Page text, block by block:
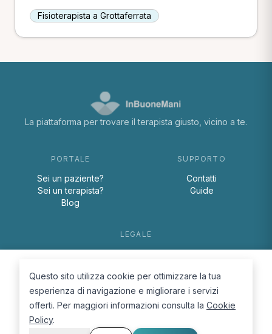
Fisioterapista a Grottaferrata
La piattaforma per trovare il terapista giusto, vicino a te.
PORTALE
Sei un paziente?
Sei un terapista?
Blog
SUPPORTO
Contatti
Guide
LEGALE
Cookie Policy
Questo sito utilizza cookie per ottimizzare la tua
esperienza di navigazione e migliorare i servizi
offerti. Per maggiori informazioni consulta la Cookie
Policy.